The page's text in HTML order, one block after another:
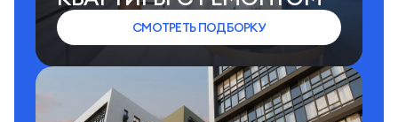
СМОТРЕТЬ ПОДБОРКУ